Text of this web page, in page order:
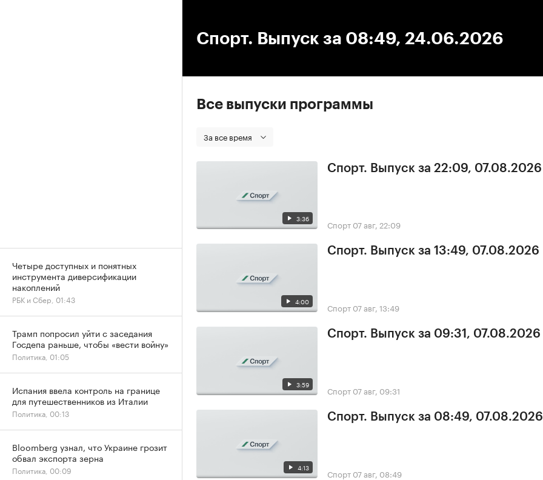
Спорт. Выпуск за 08:49, 24.06.2026
Все выпуски программы
За все время
3:36
Спорт. Выпуск за 22:09, 07.08.2026
Спорт 07 авг, 22:09
4:00
Спорт. Выпуск за 13:49, 07.08.2026
Спорт 07 авг, 13:49
3:59
Спорт. Выпуск за 09:31, 07.08.2026
Спорт 07 авг, 09:31
4:13
Спорт. Выпуск за 08:49, 07.08.2026
Спорт 07 авг, 08:49
Четыре доступных и понятных
инструмента диверсификации
накоплений
РБК и Сбер, 01:43
Трамп попросил уйти с заседания
Госдепа раньше, чтобы «вести войну»
Политика, 01:05
Испания ввела контроль на границе
для путешественников из Италии
Политика, 00:13
Bloomberg узнал, что Украине грозит
обвал экспорта зерна
Политика, 00:09